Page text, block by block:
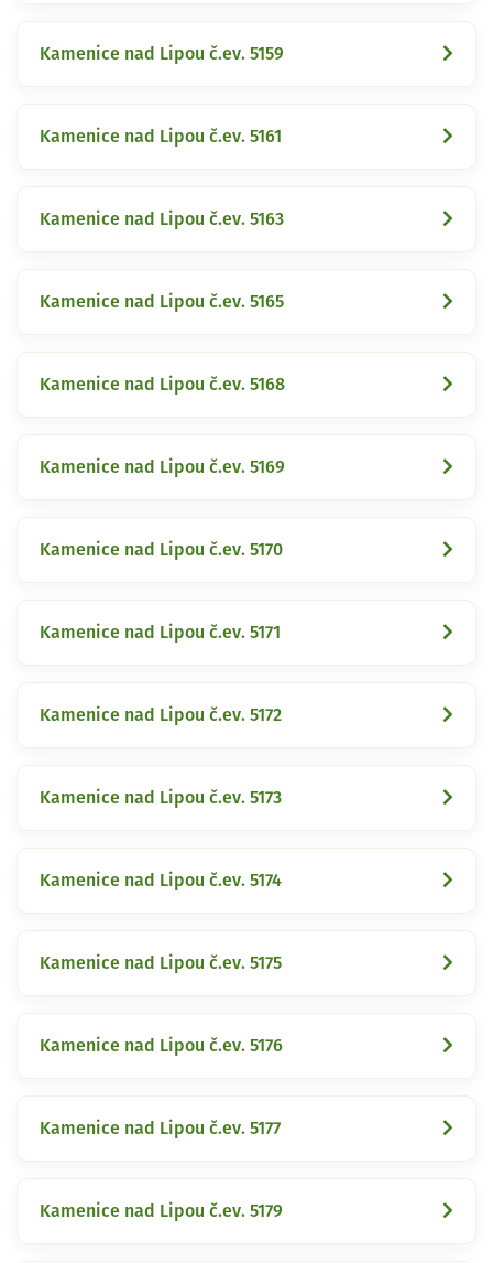
Kamenice nad Lipou č.ev. 5159
Kamenice nad Lipou č.ev. 5161
Kamenice nad Lipou č.ev. 5163
Kamenice nad Lipou č.ev. 5165
Kamenice nad Lipou č.ev. 5168
Kamenice nad Lipou č.ev. 5169
Kamenice nad Lipou č.ev. 5170
Kamenice nad Lipou č.ev. 5171
Kamenice nad Lipou č.ev. 5172
Kamenice nad Lipou č.ev. 5173
Kamenice nad Lipou č.ev. 5174
Kamenice nad Lipou č.ev. 5175
Kamenice nad Lipou č.ev. 5176
Kamenice nad Lipou č.ev. 5177
Kamenice nad Lipou č.ev. 5179